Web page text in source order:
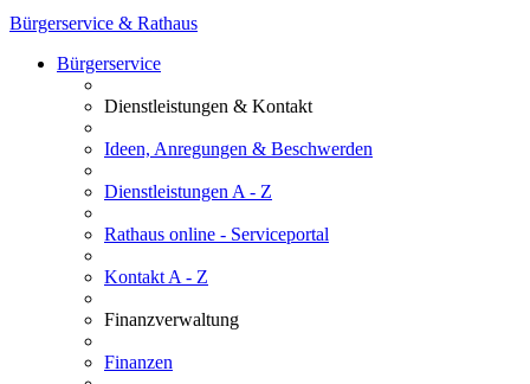
Bürgerservice & Rathaus
Bürgerservice
Dienstleistungen & Kontakt
Ideen, Anregungen & Beschwerden
Dienstleistungen A - Z
Rathaus online - Serviceportal
Kontakt A - Z
Finanzverwaltung
Finanzen